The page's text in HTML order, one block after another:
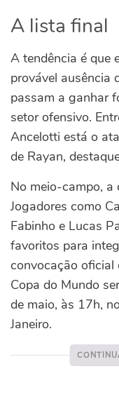
A lista final
A tendência é que
provável ausência
passam a ganhar
setor ofensivo.
Ancelotti está o
de Rayan,
No meio-campo, a
Jogadores como
Fabinho e Lucas
favoritos para
convocação oficial
Copa do Mundo
de maio, às 17h,
Janeiro.